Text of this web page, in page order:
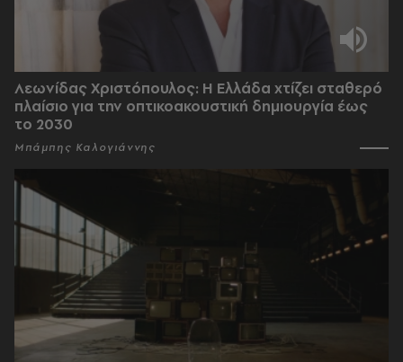
Λεωνίδας Χριστόπουλος: Η Ελλάδα χτίζει σταθερό
πλαίσιο για την οπτικοακουστική δημιουργία έως
το 2030
Μπάμπης Καλογιάννης